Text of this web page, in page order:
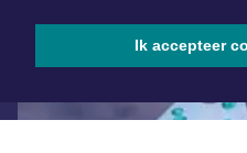
Ik accepteer